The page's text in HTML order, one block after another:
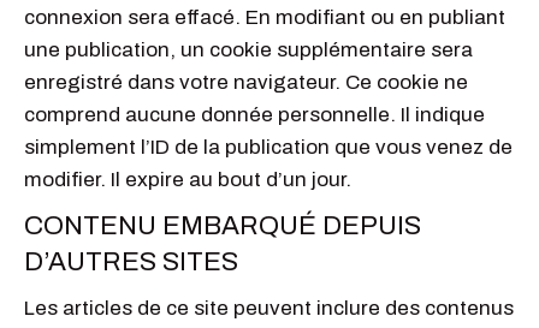
connexion sera effacé. En modifiant ou en publiant
une publication, un cookie supplémentaire sera
enregistré dans votre navigateur. Ce cookie ne
comprend aucune donnée personnelle. Il indique
simplement l’ID de la publication que vous venez de
modifier. Il expire au bout d’un jour.
CONTENU EMBARQUÉ DEPUIS
D’AUTRES SITES
Les articles de ce site peuvent inclure des contenus